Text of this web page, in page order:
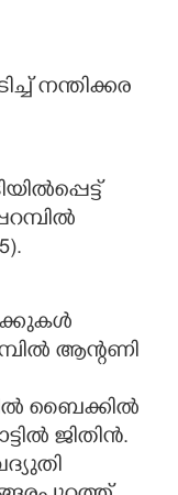
നന്തിക്കര
ആന്റണി
ബൈക്കിൽ
ജിതിൻ.